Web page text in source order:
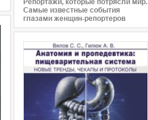
Репортажи, которые потрясли мир.
Самые известные события
глазами женщин-репортеров